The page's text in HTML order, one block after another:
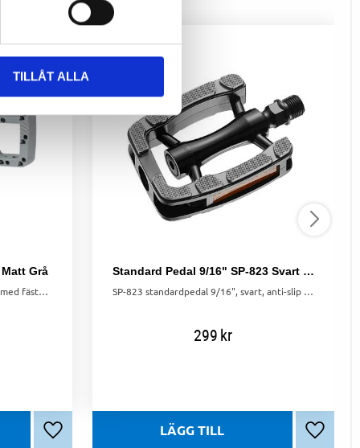
TILLÅT ALLA
Grå
Robust MTB-pedal i matt grå färg med fästpins för maximalt grepp. Stor yta (100x110mm) och slitstark 9/16-axel.
Lägg till i favoriter
Standard Pedal 9/16" SP-823 Svart Med Halkskydd
SP-823 standardpedal 9/16", svart, anti-slip med reflex. Aluminium, 103x78 mm för ökad säkerhet och komfort.
299kr
Lägg